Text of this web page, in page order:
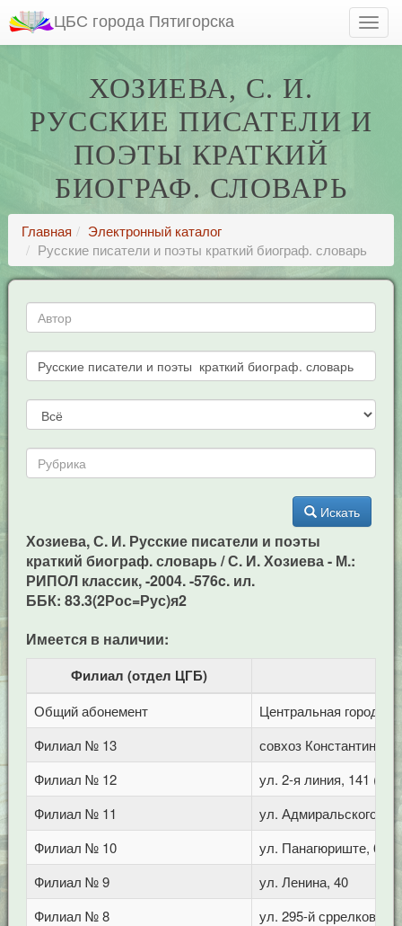
ЦБС города Пятигорска
ХОЗИЕВА, С. И.
РУССКИЕ ПИСАТЕЛИ И
ПОЭТЫ КРАТКИЙ
БИОГРАФ. СЛОВАРЬ
Главная
Электронный каталог
Русские писатели и поэты краткий биограф. словарь
Искать
Хозиева, С. И. Русские писатели и поэты
краткий биограф. словарь / С. И. Хозиева - М.:
РИПОЛ классик, -2004. -576c. ил.
ББК: 83.3(2Рос=Рус)я2
Имеется в наличии:
Филиал (отдел ЦГБ)
Общий абонемент
Центральная
Филиал № 13
совхоз
Филиал № 12
ул. 2-я линия, 141
Филиал № 11
ул. Адмиральского, 8
Филиал № 10
ул. Панагюриште, 6
Филиал № 9
ул. Ленина, 40
Филиал № 8
ул. 295-й сррелковой